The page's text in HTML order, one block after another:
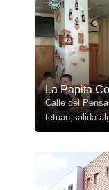
La Papita
Calle del
tetuan,salida